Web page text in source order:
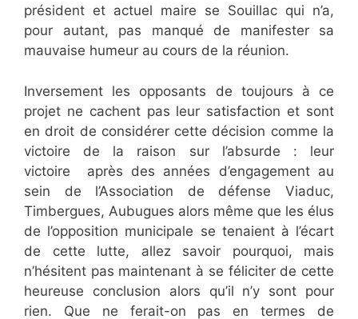
président et actuel maire se Souillac qui n’a,
pour autant, pas manqué de manifester sa
mauvaise humeur au cours de la réunion.
Inversement les opposants de toujours à ce
projet ne cachent pas leur satisfaction et sont
en droit de considérer cette décision comme la
victoire de la raison sur l’absurde : leur
victoire après des années d’engagement au
sein de l’Association de défense Viaduc,
Timbergues, Aubugues alors même que les élus
de l’opposition municipale se tenaient à l’écart
de cette lutte, allez savoir pourquoi, mais
n’hésitent pas maintenant à se féliciter de cette
heureuse conclusion alors qu’il n’y sont pour
rien. Que ne ferait-on pas en termes de